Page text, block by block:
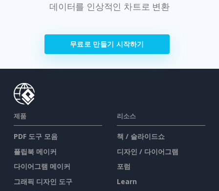
데이터를 인상적인 차트로 변환
무료로 만들기 시작하기
제품
PDF 도구 모음
플립북 메이커
다이어그램 메이커
그래픽 디자인 도구
리소스
책 / 슬라이드쇼
디자인 / 다이어그램
포럼
Learn